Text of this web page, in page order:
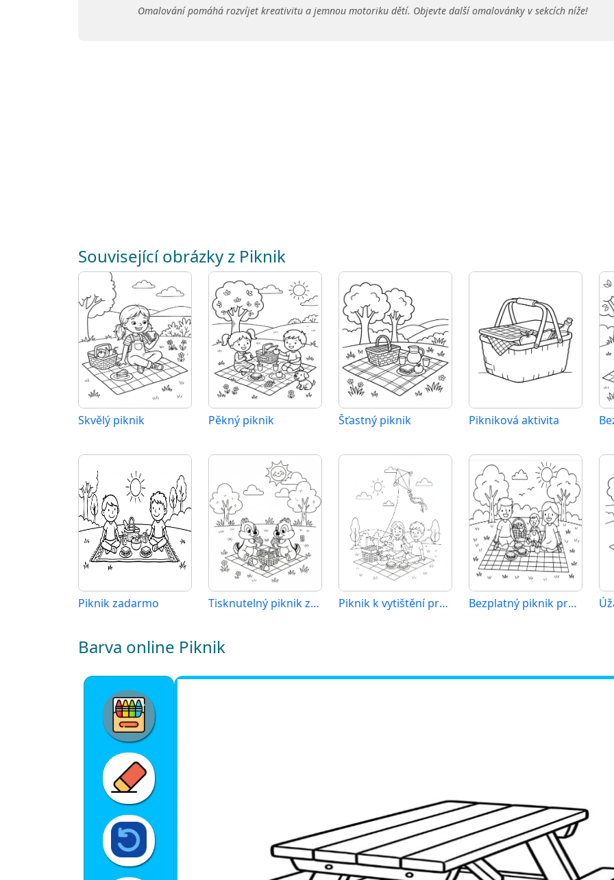
Omalování pomáhá rozvíjet kreativitu a jemnou motoriku dětí. Objevte další omalovánky v sekcích níže!
Související obrázky z Piknik
Skvělý piknik Pěkný piknik Šťastný piknik Pikniková aktivita
Piknik zadarmo Tisknutelný piknik zdarma Piknik k vytištění pro děti Bezplatný piknik pro děti
Barva online Piknik